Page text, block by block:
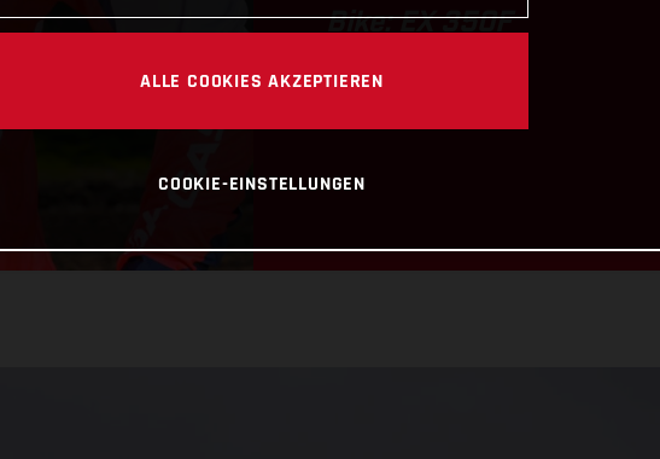
Bike: EX 350F
ALLE COOKIES AKZEPTIEREN
COOKIE-EINSTELLUNGEN